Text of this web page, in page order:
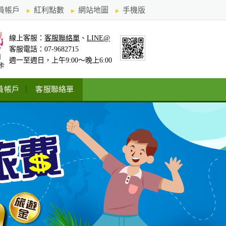
手機版
網站地圖
紅利點數
帳戶
線上客服： 客服聯絡單 、 LINE@
客服電話：07-9682715
週一至週日，上午9:00～晚上6:00
帳戶 客服聯絡單